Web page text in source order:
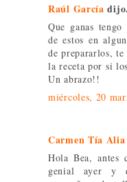
Raúl García
Que ganas tengo
de estos en
de prepararlos,
la receta por si
Un abrazo!!
miércoles, 20
Carmen Tía Alia
Hola Bea, antes
genial ayer y